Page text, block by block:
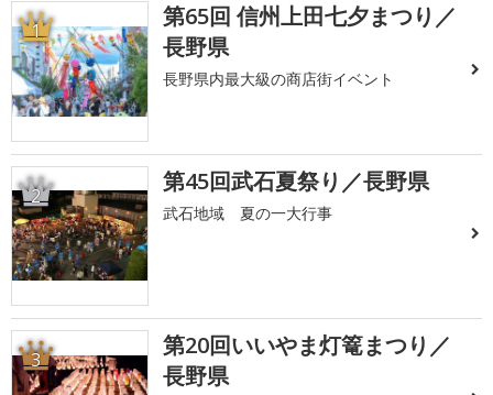
1
第65回 信州上田七夕まつり／
長野県
長野県内最大級の商店街イベント
2 第45回武石夏祭り／長野県
武石地域 夏の一大行事
3
第20回いいやま灯篭まつり／
長野県